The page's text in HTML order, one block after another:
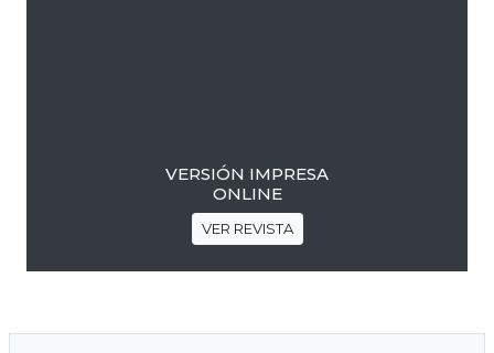
VERSIÓN IMPRESA
ONLINE
VER REVISTA